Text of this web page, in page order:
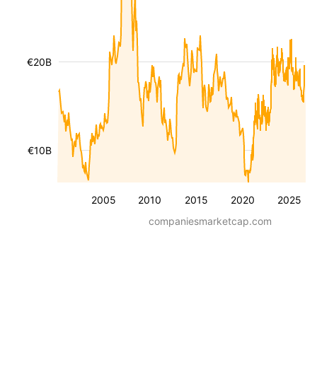
2005 2010 2015 2020 2025
€10B
€20B
companiesmarketcap.com